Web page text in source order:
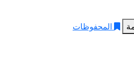
المحفوظات